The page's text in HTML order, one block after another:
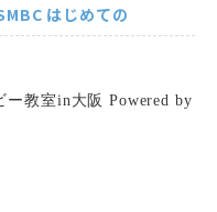
はじめての